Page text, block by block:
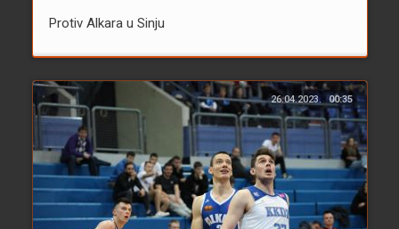
Protiv Alkara u Sinju
26.04.2023. 00:35